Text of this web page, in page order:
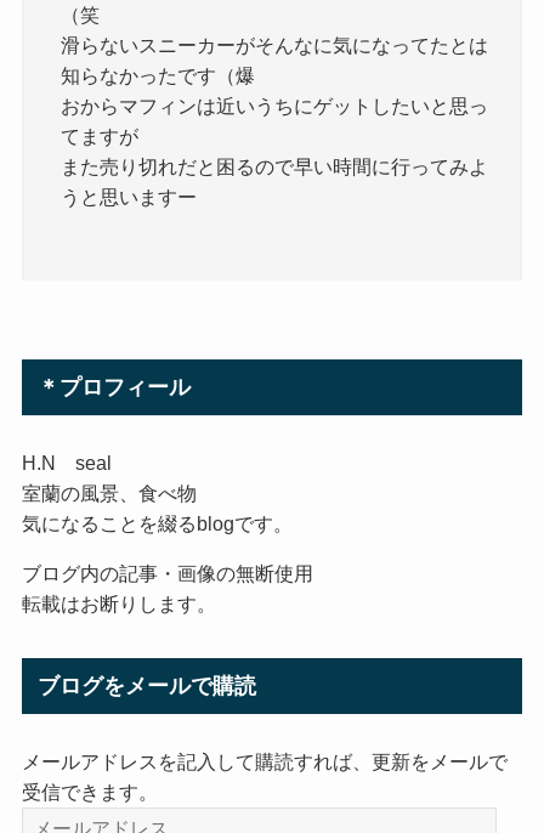
（笑
滑らないスニーカーがそんなに気になってたとは
知らなかったです（爆
おからマフィンは近いうちにゲットしたいと思っ
てますが
また売り切れだと困るので早い時間に行ってみよ
うと思いますー
＊プロフィール
H.N seal
室蘭の風景、食べ物
気になることを綴るblogです。
ブログ内の記事・画像の無断使用
転載はお断りします。
ブログをメールで購読
メールアドレスを記入して購読すれば、更新をメールで
受信できます。
メ